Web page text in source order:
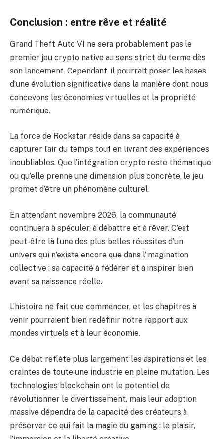
Conclusion : entre rêve et réalité
Grand Theft Auto VI ne sera probablement pas le
premier jeu crypto native au sens strict du terme dès
son lancement. Cependant, il pourrait poser les bases
d’une évolution significative dans la manière dont nous
concevons les économies virtuelles et la propriété
numérique.
La force de Rockstar réside dans sa capacité à
capturer l’air du temps tout en livrant des expériences
inoubliables. Que l’intégration crypto reste thématique
ou qu’elle prenne une dimension plus concrète, le jeu
promet d’être un phénomène culturel.
En attendant novembre 2026, la communauté
continuera à spéculer, à débattre et à rêver. C’est
peut-être là l’une des plus belles réussites d’un
univers qui n’existe encore que dans l’imagination
collective : sa capacité à fédérer et à inspirer bien
avant sa naissance réelle.
L’histoire ne fait que commencer, et les chapitres à
venir pourraient bien redéfinir notre rapport aux
mondes virtuels et à leur économie.
Ce débat reflète plus largement les aspirations et les
craintes de toute une industrie en pleine mutation. Les
technologies blockchain ont le potentiel de
révolutionner le divertissement, mais leur adoption
massive dépendra de la capacité des créateurs à
préserver ce qui fait la magie du gaming : le plaisir,